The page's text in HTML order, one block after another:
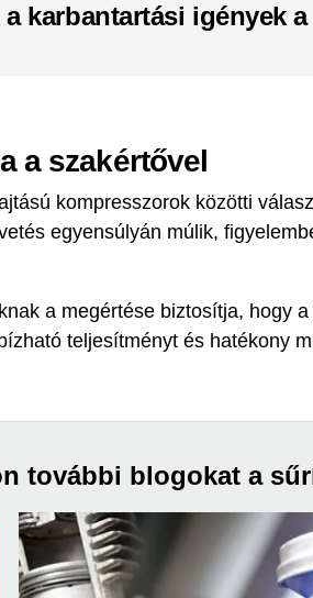
karbantartási igények
a szakértővel
kompresszorok közötti
egyensúlyán múlik,
a megértése biztosítja, hogy
teljesítményt és hatékony
további blogokat a